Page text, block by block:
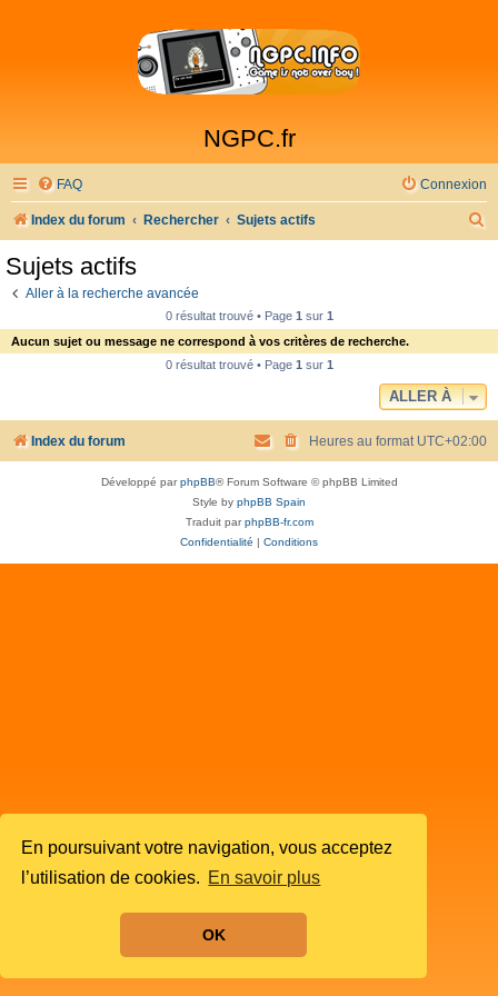
En poursuivant votre navigation, vous acceptez
l’utilisation de cookies. En savoir plus
OK
NGPC.fr
FAQ Connexion
Index du forum Rechercher Sujets actifs
h
Sujets actifs
Aller à la recherche avancée
0 résultat trouvé • Page 1sur 1
Aucun sujet ou message ne correspond à vos critères de recherche.
0 résultat trouvé • Page 1sur 1
ALLER À
Index du forum Heures au format UTC+02:00
Développé parphpBB® Forum Software © phpBB Limited
Style by phpBB Spain
Traduit parphpBB-fr.com
Confidentialité
Conditions